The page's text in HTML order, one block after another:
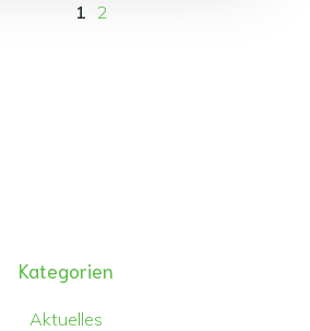
1 2
Kategorien
Aktuelles